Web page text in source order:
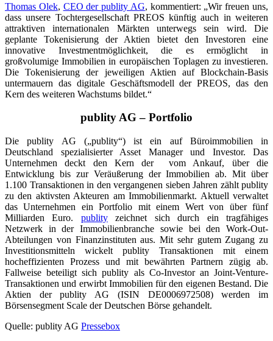
Thomas Olek, CEO der publity AG, kommentiert: „Wir freuen uns,
dass unsere Tochtergesellschaft PREOS künftig auch in weiteren
attraktiven internationalen Märkten unterwegs sein wird. Die
geplante Tokenisierung der Aktien bietet den Investoren eine
innovative Investmentmöglichkeit, die es ermöglicht in
großvolumige Immobilien in europäischen Toplagen zu investieren.
Die Tokenisierung der jeweiligen Aktien auf Blockchain-Basis
untermauern das digitale Geschäftsmodell der PREOS, das den
Kern des weiteren Wachstums bildet.“
publity AG – Portfolio
Die publity AG („publity“) ist ein auf Büroimmobilien in
Deutschland spezialisierter Asset Manager und Investor. Das
Unternehmen deckt den Kern der vom Ankauf, über die
Entwicklung bis zur Veräußerung der Immobilien ab. Mit über
1.100 Transaktionen in den vergangenen sieben Jahren zählt publity
zu den aktivsten Akteuren am Immobilienmarkt. Aktuell verwaltet
das Unternehmen ein Portfolio mit einem Wert von über fünf
Milliarden Euro. publityzeichnet sich durch ein tragfähiges
Netzwerk in der Immobilienbranche sowie bei den Work-Out-
Abteilungen von Finanzinstituten aus. Mit sehr gutem Zugang zu
Investitionsmitteln wickelt publity Transaktionen mit einem
hocheffizienten Prozess und mit bewährten Partnern zügig ab.
Fallweise beteiligt sich publity als Co-Investor an Joint-Venture-
Transaktionen und erwirbt Immobilien für den eigenen Bestand. Die
Aktien der publity AG (ISIN DE0006972508) werden im
Börsensegment Scale der Deutschen Börse gehandelt.
Quelle: publity AG Pressebox